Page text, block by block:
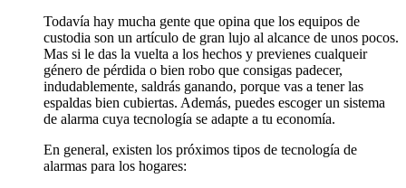
Todavía hay mucha gente que opina que los equipos de
custodia son un artículo de gran lujo al alcance de unos pocos.
Mas si le das la vuelta a los hechos y previenes cualqueir
género de pérdida o bien robo que consigas padecer,
indudablemente, saldrás ganando, porque vas a tener las
espaldas bien cubiertas. Además, puedes escoger un sistema
de alarma cuya tecnología se adapte a tu economía.
En general, existen los próximos tipos de tecnología de
alarmas para los hogares: